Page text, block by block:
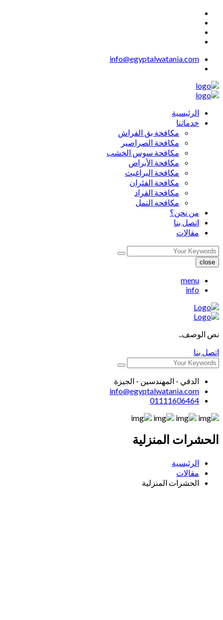
info@egyptalwatania.com
الرئيسية
خدماتنا
مكافحة بق الفراش
مكافحة الصراصير
مكافحة سوس الخشب
مكافحة الأبراص
مكافحة البراغيث
مكافحة الفئران
مكافحة القراد
مكافحه النمل
من نحن؟
اتصل بنا
مقالات
close
menu
info
نص الوصف..
اتصل بنا
الدقي - المهندسين - الجيزة
info@egyptalwatania.com
01111606464
الحشرات المنزلية
الرئيسية
مقالات
الحشرات المنزلية